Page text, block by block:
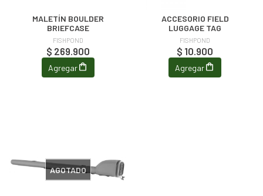
MALETÍN BOULDER
BRIEFCASE
FISHPOND
$ 269.900
Agregar
ACCESORIO FIELD
LUGGAGE TAG
FISHPOND
$ 10.900
Agregar
AGOTADO